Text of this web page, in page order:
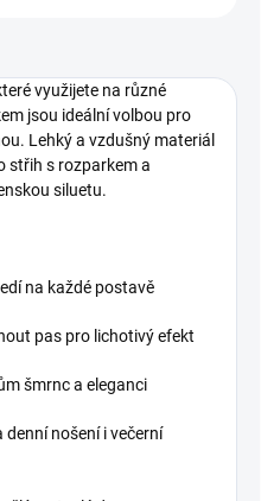
využijete na různé
jsou ideální volbou pro
Lehký a vzdušný materiál
střih s rozparkem a
siluetu.
na každé postavě
pas pro lichotivý efekt
šmrnc a eleganci
denní nošení i večerní